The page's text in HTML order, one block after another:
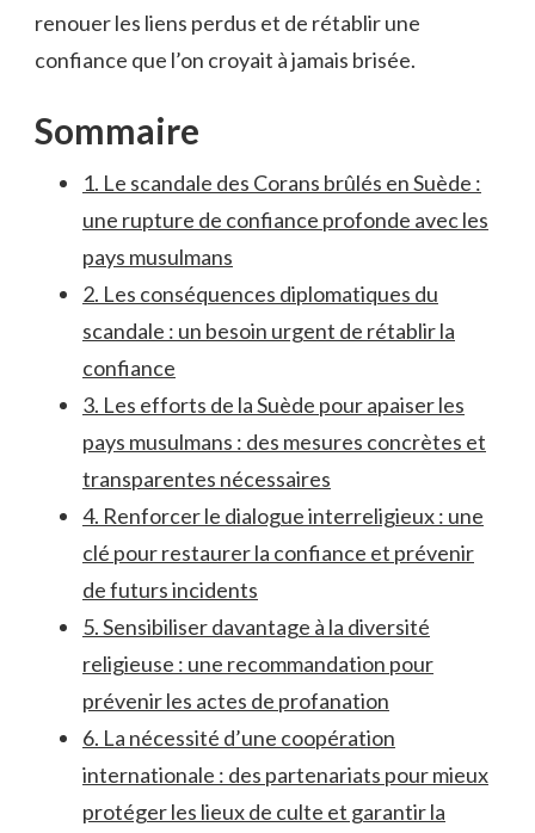
renouer les liens⁤ perdus et‍ de⁢ rétablir une
⁣confiance que l’on croyait à jamais brisée.
Sommaire
1. Le ⁢scandale ‌des Corans brûlés en Suède :
une rupture⁤ de confiance profonde avec les⁢
pays musulmans
2. ​Les conséquences diplomatiques du⁤
scandale : un besoin urgent de rétablir la
confiance
3. Les efforts de la ‌Suède pour apaiser ⁣les
pays musulmans : des mesures⁢ concrètes ‌et​
transparentes⁣ nécessaires
4. ⁣Renforcer le dialogue interreligieux : une
clé⁢ pour restaurer la confiance et⁢ prévenir
de futurs incidents
5.⁣ Sensibiliser⁤ davantage à la ‌diversité
religieuse : une recommandation​ pour
prévenir⁤ les ​actes de profanation
6. La ‌nécessité d’une ⁤coopération
internationale : des partenariats pour mieux​
protéger les​ lieux de ⁢culte ​et garantir la